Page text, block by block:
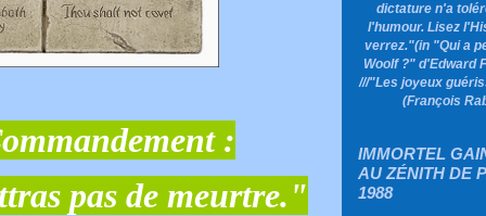
dictature n'a
l'humour. Lisez
verrez."(in "Qui a
Woolf ?"d'Edward
///"Les joyeux
(François
IMMORTEL
AU ZÉNITH DE
1988
:
pas de meurtre."